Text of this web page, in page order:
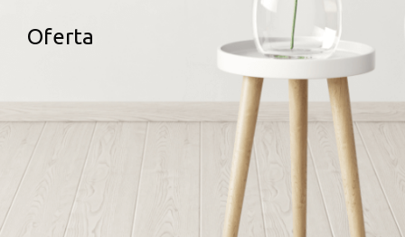
Oferta